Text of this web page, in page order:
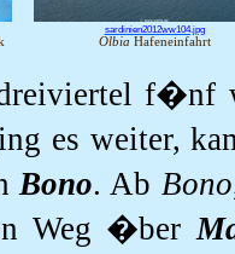
sardinien2012ww104.jpg
Olbia Hafeneinfahrt
f�nf
es weiter,
Bono.Ab Bono
Weg �ber